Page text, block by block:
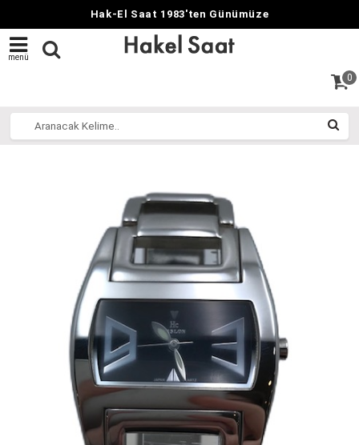
Hak-El Saat 1983'ten Günümüze
menü
0